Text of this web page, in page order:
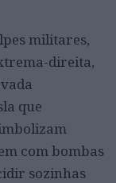
militares,
direita,
que
com bombas
sozinhas